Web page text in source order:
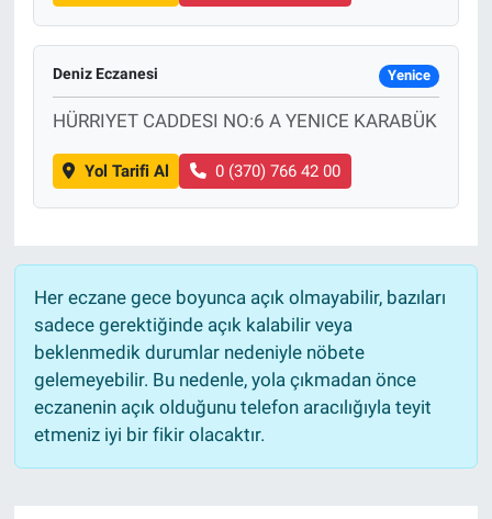
Deniz Eczanesi Yenice
HÜRRIYET CADDESI NO:6 A YENICE KARABÜK
Yol Tarifi Al 0 (370) 766 42 00
Her eczane gece boyunca açık olmayabilir, bazıları
sadece gerektiğinde açık kalabilir veya
beklenmedik durumlar nedeniyle nöbete
gelemeyebilir. Bu nedenle, yola çıkmadan önce
eczanenin açık olduğunu telefon aracılığıyla teyit
etmeniz iyi bir fikir olacaktır.